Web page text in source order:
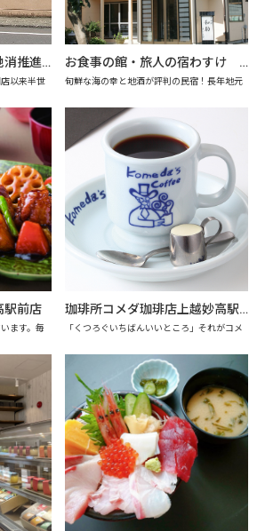
割烹なみとせ 【地産地消推進の店「プレミアム認定店」】
以来半世
お食事の館・旅人の宿わすけ 【上越市地産地消推進の店認定店】
旬鮮な海の幸と地酒が評判の民宿！長年地元
駅前店
ます。毎
珈琲所コメダ珈琲店上越妙高駅前店
「くつろぐいちばんいいところ」それがコメ